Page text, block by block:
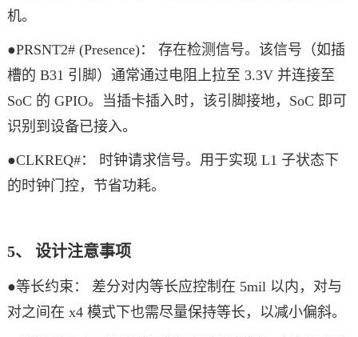
机。
●PRSNT2# (Presence)： 存在检测信号。该信号（如插
槽的 B31 引脚）通常通过电阻上拉至 3.3V 并连接至
SoC 的 GPIO。当插卡插入时，该引脚接地，SoC 即可
识别到设备已接入。
●CLKREQ#： 时钟请求信号。用于实现 L1 子状态下
的时钟门控，节省功耗。
5、 设计注意事项
●等长约束： 差分对内等长应控制在 5mil 以内，对与
对之间在 x4 模式下也需尽量保持等长，以减小偏斜。